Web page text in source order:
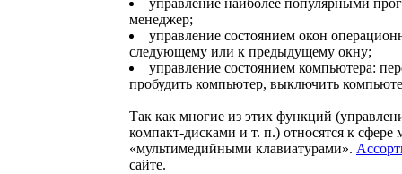
управление наиболее популярными
менеджер;
управление состоянием окон
следующему или к предыдущему окну;
управление состоянием компьютера:
пробудить компьютер, выключить
Так как многие из этих функций
компакт-дисками и т. п.) относятся к сфере
«мультимедийными клавиатурами».
сайте.